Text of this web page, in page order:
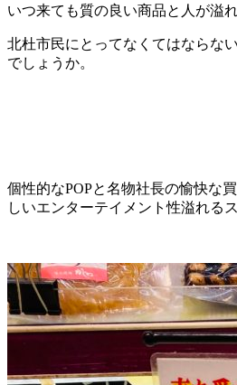
いつ来ても質の良い商品と人が溢れ
北杜市民にとってなくてはならな
でしょうか。
個性的なPOPと名物社長の愉快な
しいエンターテイメント性溢れる